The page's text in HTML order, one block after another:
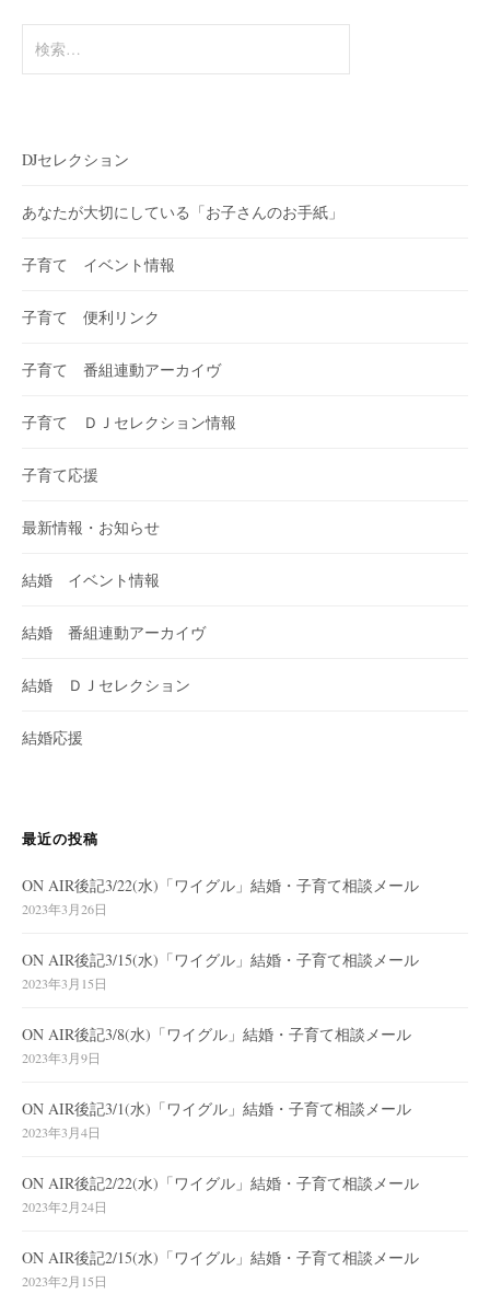
索:
DJセレクション
あなたが大切にしている「お子さんのお手紙」
子育て イベント情報
子育て 便利リンク
子育て 番組連動アーカイヴ
子育て ＤＪセレクション情報
子育て応援
最新情報・お知らせ
結婚 イベント情報
結婚 番組連動アーカイヴ
結婚 ＤＪセレクション
結婚応援
最近の投稿
ON AIR後記3/22(水)「ワイグル」結婚・子育て相談メール
2023年3月26日
ON AIR後記3/15(水)「ワイグル」結婚・子育て相談メール
2023年3月15日
ON AIR後記3/8(水)「ワイグル」結婚・子育て相談メール
2023年3月9日
ON AIR後記3/1(水)「ワイグル」結婚・子育て相談メール
2023年3月4日
ON AIR後記2/22(水)「ワイグル」結婚・子育て相談メール
2023年2月24日
ON AIR後記2/15(水)「ワイグル」結婚・子育て相談メール
2023年2月15日